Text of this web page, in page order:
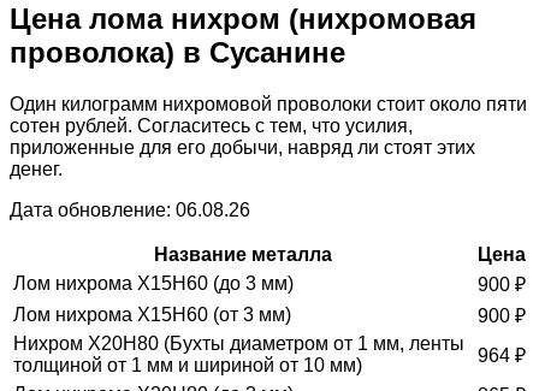
Цена лома нихром (нихромовая
проволока) в Сусанине
Один килограмм нихромовой проволоки стоит около пяти
сотен рублей. Согласитесь с тем, что усилия,
приложенные для его добычи, навряд ли стоят этих
денег.
Дата обновление: 06.08.26
Название металла
Цена
Лом нихрома Х15Н60 (до 3 мм)
900 ₽
Лом нихрома Х15Н60 (от 3 мм)
900 ₽
Нихром Х20Н80 (Бухты диаметром от 1 мм, ленты
толщиной от 1 мм и шириной от 10 мм)
964 ₽